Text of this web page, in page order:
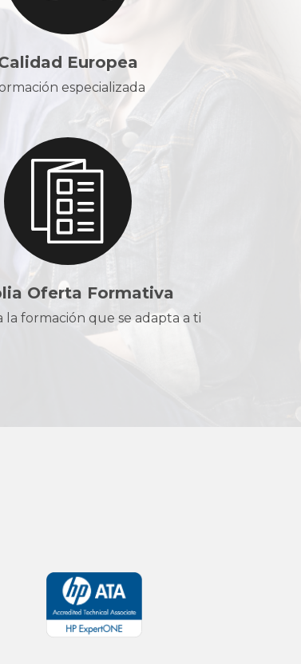
Europea
especializada
Oferta Formativa
la formación que se adapta a ti